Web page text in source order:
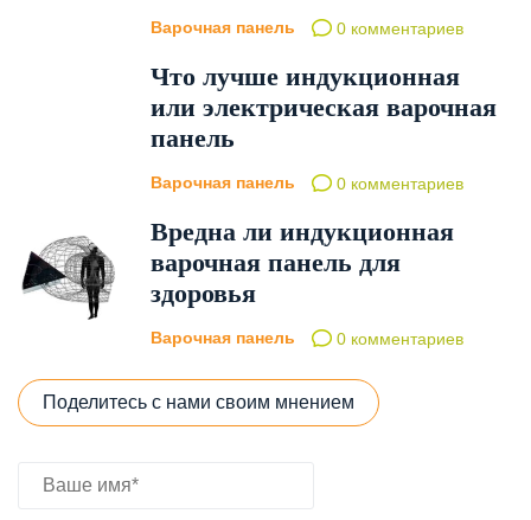
Варочная панель 0 комментариев
Что лучше индукционная
или электрическая варочная
панель
Варочная панель 0 комментариев
Вредна ли индукционная
варочная панель для
здоровья
Варочная панель 0 комментариев
Поделитесь с нами своим мнением